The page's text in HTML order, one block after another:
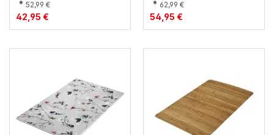
* 52,99 €
42,95 €
* 62,99 €
54,95 €